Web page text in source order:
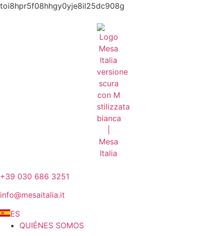
toi8hpr5f08hhgy0yje8il25dc908g
+39 030 686 3251
info@mesaitalia.it
ES
QUIÉNES SOMOS